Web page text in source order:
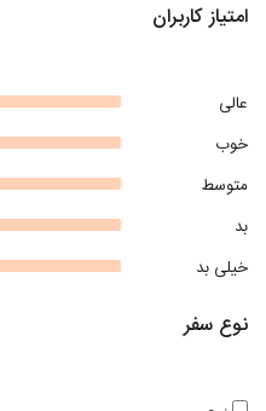
امتیاز کاربران
عالی
خوب
متوسط
بد
خیلی بد
نوع سفر